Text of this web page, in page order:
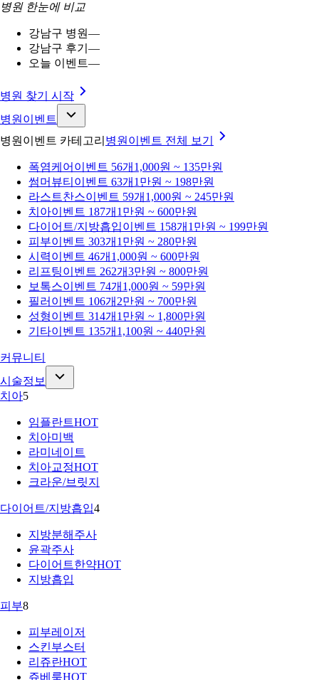
병원 한눈에 비교
강남구 병원—
강남구 후기 —
오늘 이벤트—
병원 찾기 시작
병원이벤트
병원이벤트 카테고리 병원이벤트 전체 보기
폭염케어 이벤트 56개 1,000원 ~ 135만원
썸머뷰티 이벤트 63개 1만원 ~ 198만원
라스트찬스이벤트 59개 1,000원 ~ 245만원
치아이벤트 187개 1만원 ~ 600만원
다이어트/지방흡입이벤트 158개 1만원 ~ 199만원
피부이벤트 303개 1만원 ~ 280만원
시력이벤트 46개 1,000원 ~ 600만원
리프팅이벤트 262개3만원 ~ 800만원
보톡스이벤트 74개 1,000원 ~ 59만원
필러 이벤트 106개 2만원 ~ 700만원
성형이벤트 314개 1만원 ~ 1,800만원
기타이벤트 135개 1,100원 ~ 440만원
커뮤니티
시술정보
치아5
임플란트HOT
치아미백
라미네이트
치아교정HOT
크라운/브릿지
다이어트/지방흡입4
지방분해주사
윤곽주사
다이어트한약HOT
지방흡입
피부8
피부레이저
스킨부스터
리쥬란HOT
쥬베룩HOT